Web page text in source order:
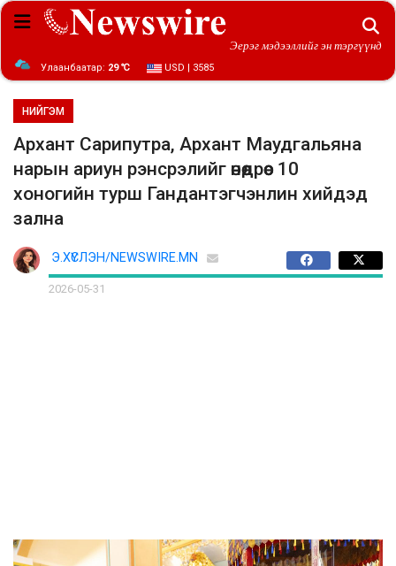
Эерэг мэдээллийг эн тэргүүнд
Улаанбаатар: 29 ℃ USD | 3585
НИЙГЭМ
Архант Сарипутра, Архант Маудгальяна
нарын ариун рэнсрэлийг өнөөдрөөс 10
хоногийн турш Гандантэгчэнлин хийдэд
зална
Э.ХҮСЛЭН/NEWSWIRE.MN
2026-05-31